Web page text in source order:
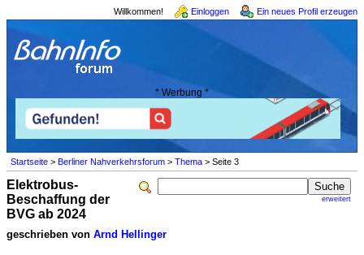
Willkommen! Einloggen Ein neues Profil erzeugen
* Werbung *
Startseite > Berliner Nahverkehrsforum > Thema > Seite 3
erweitert
Elektrobus-
Beschaffung der
BVG ab 2024
geschrieben von Arnd Hellinger